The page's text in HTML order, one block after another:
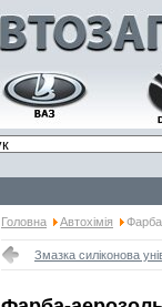
Головна Автохімія
Змазка силіконова